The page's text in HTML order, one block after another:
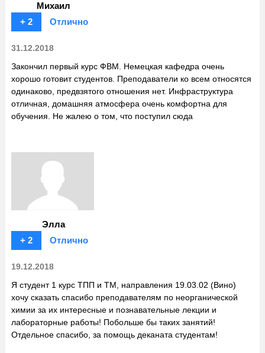
Михаил
+ 2
Отлично
31.12.2018
Закончил первый курс ФВМ. Немецкая кафедра очень
хорошо готовит студентов. Преподаватели ко всем относятся
одинаково, предвзятого отношения нет. Инфраструктура
отличная, домашняя атмосфера очень комфортна для
обучения. Не жалею о том, что поступил сюда
Элла
+ 2
Отлично
19.12.2018
Я студент 1 курс ТПП и ТМ, направления 19.03.02 (Вино)
хочу сказать спасибо преподавателям по неорганической
химии за их интересные и познавательные лекции и
лабораторные работы! Побольше бы таких занятий!
Отдельное спасибо, за помощь деканата студентам!